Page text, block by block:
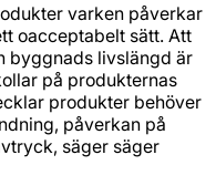
varken påverkar
oacceptabelt sätt. Att
byggnads livslängd är
på produkternas
produkter behöver
påverkan på
säger säger